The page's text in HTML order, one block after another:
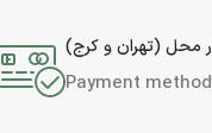
محل (تهران و کرج)
Payment